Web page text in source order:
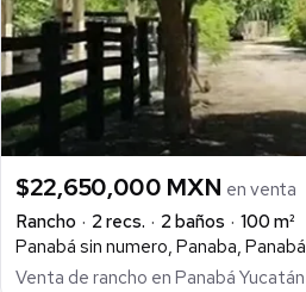
$22,650,000 MXN en venta
Rancho
2 recs. 2 baños
100 m²
Panabá sin numero, Panaba, Panabá
Venta de rancho en Panabá Yucatán